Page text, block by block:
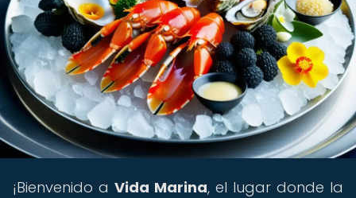
¡Bienvenido a Vida Marina, el lugar donde la